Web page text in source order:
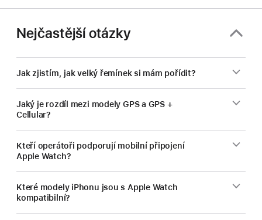
Nejčastější otázky
Jak zjistím, jak velký řemínek si mám pořídit?
Jaký je rozdíl mezi modely GPS a GPS +
Cellular?
Kteří operátoři podporují mobilní připojení
Apple Watch?
Které modely iPhonu jsou s Apple Watch
kompatibilní?